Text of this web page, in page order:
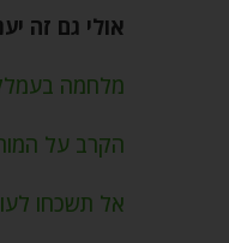
אולי גם זה
מלחמה
הקרב על
אל תשכחו